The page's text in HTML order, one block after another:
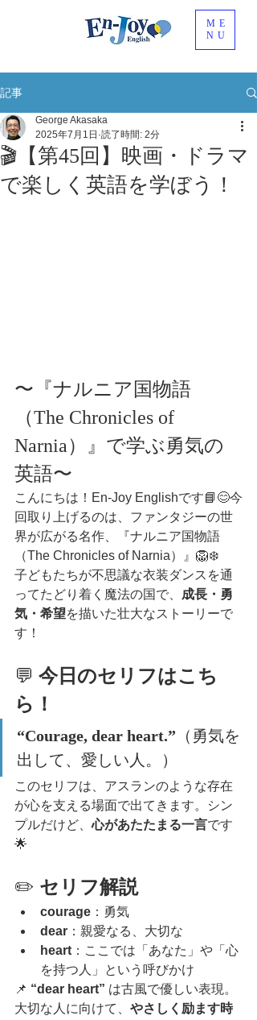
ME
NU
記事
🎬【第45回】映画・ドラマ
で楽しく英語を学ぼう！
George Akasaka
2025年7月1日 読了時間: 2分
〜『ナルニア国物語
（The Chronicles of
Narnia）』で学ぶ勇気の
英語〜
こんにちは！En-Joy Englishです📘😊今
回取り上げるのは、ファンタジーの世
界が広がる名作、『ナルニア国物語
（The Chronicles of Narnia）』🦁❄️
子どもたちが不思議な衣装ダンスを通
ってたどり着く魔法の国で、 成長・勇
気・希望を描いた壮大なストーリーで
す！
💬 今日のセリフはこち
ら！
“Courage, dear heart.” （勇気を
出して、愛しい人。）
このセリフは、アスランのような存在
が心を支える場面で出てきます。シン
プルだけど、心があたたまる一言です
🌟
✏️ セリフ解説
courage ：勇気
dear ：親愛なる、大切な
heart ：ここでは「あなた」や「心
を持つ人」という呼びかけ
📌 “dear heart” は古風で優しい表現。
大切な人に向けて、 やさしく励ます時